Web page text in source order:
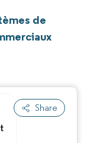
de
Share